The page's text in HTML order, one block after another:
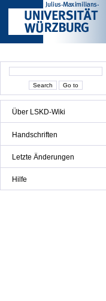
Über LSKD-Wiki
Handschriften
Letzte Änderungen
Hilfe